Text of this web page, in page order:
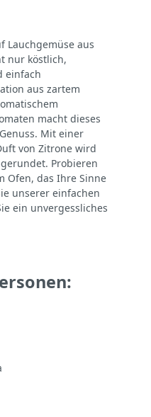
Lauchgemüse aus
nur köstlich,
einfach
aus zartem
macht dieses
Mit einer
von Zitrone wird
Probieren
Ofen, das Ihre Sinne
unserer einfachen
ein unvergessliches